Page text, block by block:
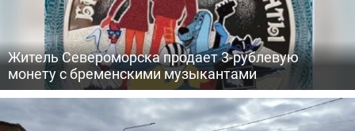
Житель Североморска продает 3-рублевую
монету с бременскими музыкантами